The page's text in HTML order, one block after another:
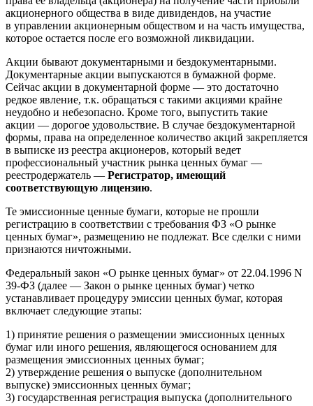
акционерного общества в виде дивидендов, на участие
в управлении акционерным обществом и на часть имущества,
которое остается после его возможной ликвидации.
Акции бывают документарными и бездокументарными.
Документарные акции выпускаются в бумажной форме.
Сейчас акции в документарной форме — это достаточно
редкое явление, т.к. обращаться с такими акциями крайне
неудобно и небезопасно. Кроме того, выпустить такие
акции — дорогое удовольствие. В случае бездокументарной
формы, права на определенное количество акций закрепляется
в выписке из реестра акционеров, который ведет
профессиональный участник рынка ценных бумаг —
реестродержатель — Регистратор, имеющий
соответствующую лицензию.
Те эмиссионные ценные бумаги, которые не прошли
регистрацию в соответствии с требования ФЗ «О рынке
ценных бумаг», размещению не подлежат. Все сделки с ними
признаются ничтожными.
Федеральный закон «О рынке ценных бумаг» от 22.04.1996 N
39-ФЗ (далее — Закон о рынке ценных бумаг) четко
устанавливает процедуру эмиссии ценных бумаг, которая
включает следующие этапы:
1) принятие решения о размещении эмиссионных ценных
бумаг или иного решения, являющегося основанием для
размещения эмиссионных ценных бумаг;
2) утверждение решения о выпуске (дополнительном
выпуске) эмиссионных ценных бумаг;
3) государственная регистрация выпуска (дополнительного